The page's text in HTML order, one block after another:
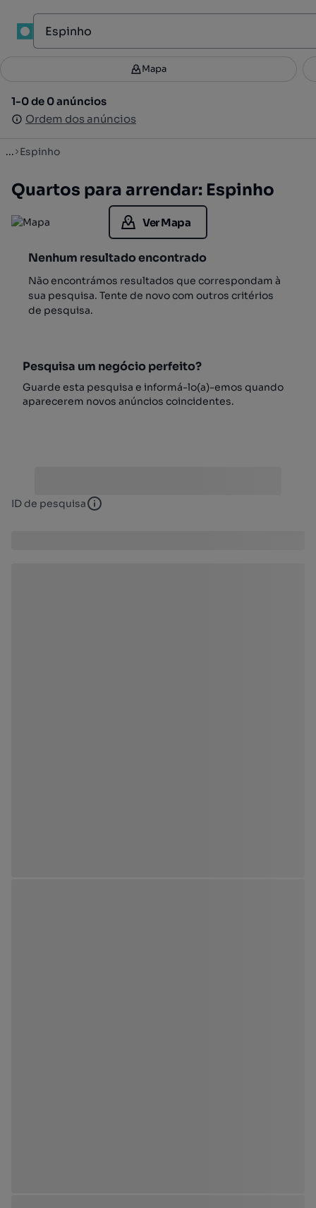
Filtros 3
1-0 de 0 anúncios
Ordem dos anúncios
Mapa
1-0 de 0 anúncios
Ordem dos anúncios
... Espinho
Quartos para arrendar: Espinho
Ver Mapa
Nenhum resultado encontrado
Não encontrámos resultados que correspondam à
sua pesquisa. Tente de novo com outros critérios
de pesquisa.
Pesquisa um negócio perfeito?
Guarde esta pesquisa e informá-lo(a)-emos quando
aparecerem novos anúncios coincidentes.
ID de pesquisa ID de pesquisa